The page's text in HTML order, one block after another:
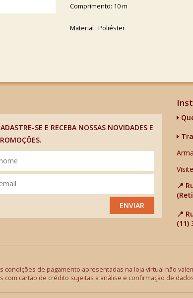
Comprimento: 10 m
Material : Poliéster
SE E RECEBA NOSSAS NOVIDADES E
ENVIAR
📍
📍
(11)
condições de pagamento apresentadas na loja virtual não
com cartão de crédito sujeitas a análise e confirmação de